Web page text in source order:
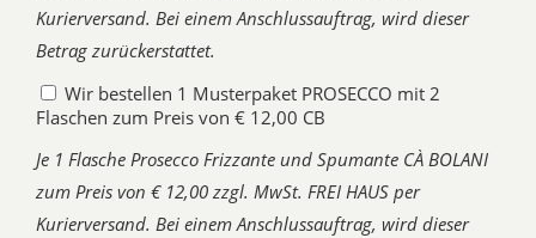
Kurierversand. Bei einem Anschlussauftrag, wird dieser
Betrag zurückerstattet.
Wir bestellen 1 Musterpaket PROSECCO mit 2
Flaschen zum Preis von € 12,00 CB
Je 1 Flasche Prosecco Frizzante und Spumante CÀ BOLANI
zum Preis von € 12,00 zzgl. MwSt. FREI HAUS per
Kurierversand. Bei einem Anschlussauftrag, wird dieser